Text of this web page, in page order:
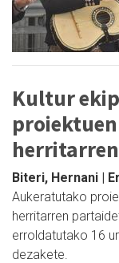
Kultur
Biteri, Hernani |
Aukeratutako
herritarren
erroldatutako 16
dezakete.